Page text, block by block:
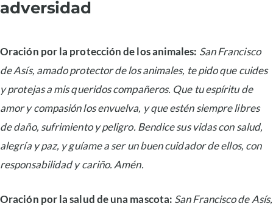
adversidad
Oración por la protección de los animales: San Francisco
de Asís, amado protector de los animales, te pido que cuides
y protejas a mis queridos compañeros. Que tu espíritu de
amor y compasión los envuelva, y que estén siempre libres
de daño, sufrimiento y peligro. Bendice sus vidas con salud,
alegría y paz, y guíame a ser un buen cuidador de ellos, con
responsabilidad y cariño. Amén.
Oración por la salud de una mascota: San Francisco de Asís,